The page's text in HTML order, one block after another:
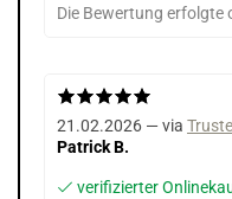
Die Bewertung erfolgte
21.02.2026 — via
Patrick B.
verifizierter